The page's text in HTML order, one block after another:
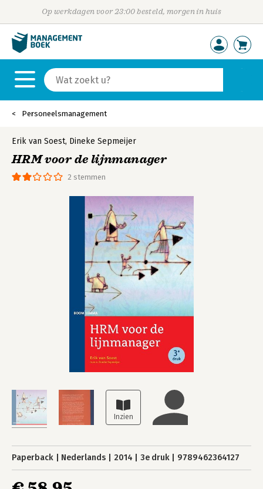
Op werkdagen voor 23:00 besteld, morgen in huis
Personeelsmanagement
2 stemmen
Erik van Soest, Dineke Sepmeijer
HRM voor de lijnmanager
Paperback Nederlands 2014 3e druk 9789462364127